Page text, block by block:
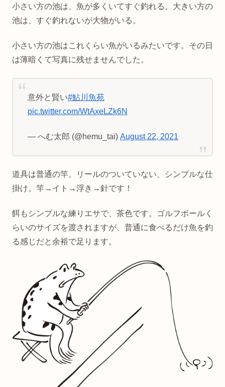
小さい方の池は、魚が多くいてすぐ釣れる。大きい方の
池は、すぐ釣れないが大物がいる。
小さい方の池はこれくらい魚がいるみたいです。その日
は薄暗くて写真に残せませんでした。
意外と賢い#鮎川魚苑
pic.twitter.com/WtAxeLZk6N
— へむ太郎 (@hemu_tai) August 22, 2021
道具は普通の竿。リールのついていない、シンプルな仕
掛け。竿→イト→浮き→針です！
餌もシンプルな練りエサで、茶色です。ゴルフボールく
らいのサイズを渡されますが、普通に食べるだけ魚を釣
る感じだと余裕で足ります。